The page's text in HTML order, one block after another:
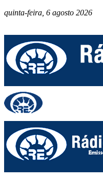
quinta-feira, 6 agosto 2026